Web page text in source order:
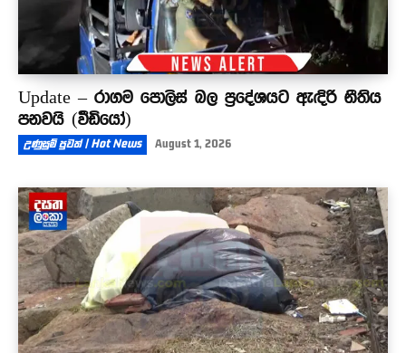
Update – රාගම පොලිස් බල ප්‍රදේශයට ඇඳිරි නීතිය
පනවයි (වීඩියෝ)
උණුසුම් පුවත් | Hot News August 1, 2026